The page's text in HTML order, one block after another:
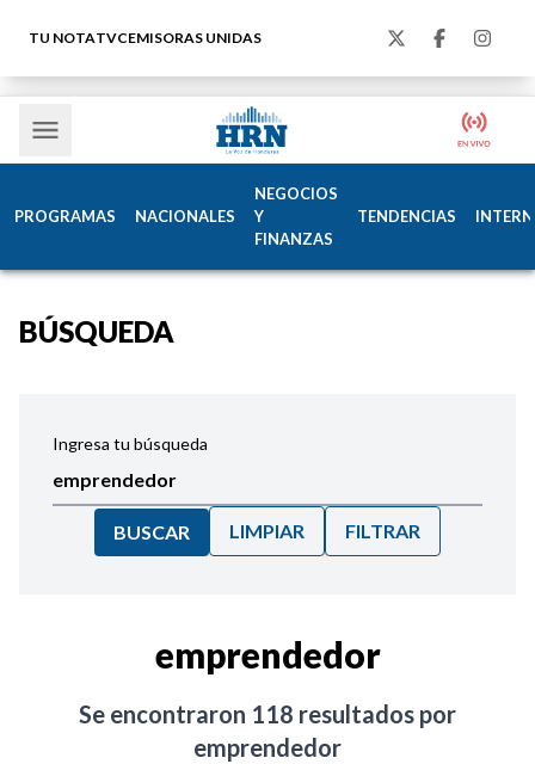
TU NOTATVCEMISORAS UNIDAS
PROGRAMAS NACIONALES
NEGOCIOS
Y
FINANZAS
TENDENCIAS
BÚSQUEDA
Ingresa tu búsqueda
BUSCAR LIMPIAR FILTRAR
emprendedor
Se encontraron 118 resultados por
emprendedor